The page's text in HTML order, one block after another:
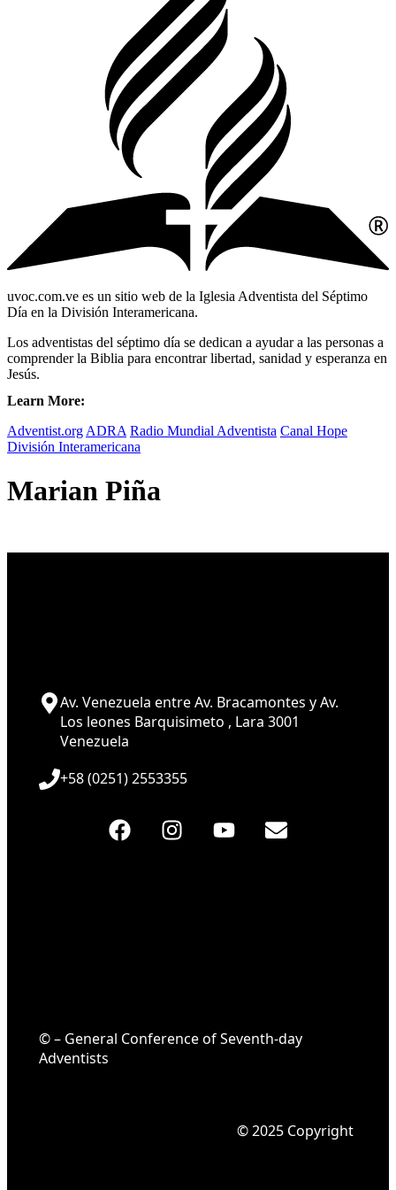
uvoc.com.ve es un sitio web de la Iglesia Adventista del Séptimo
Día en la División Interamericana.
Los adventistas del séptimo día se dedican a ayudar a las personas a
comprender la Biblia para encontrar libertad, sanidad y esperanza en
Jesús.
Learn More:
Adventist.org ADRA Radio Mundial Adventista Canal Hope
División Interamericana
Marian Piña
Av. Venezuela entre Av. Bracamontes y Av.
Los leones Barquisimeto , Lara 3001
Venezuela
+58 (0251) 2553355
© – General Conference of Seventh-day
Adventists
© 2025 Copyright